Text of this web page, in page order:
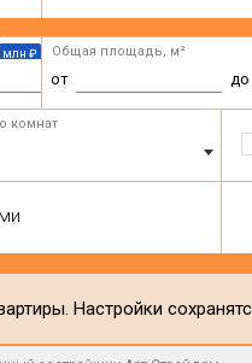
млн ₽ Общая площадь, м²
от до
комнат
Настройки